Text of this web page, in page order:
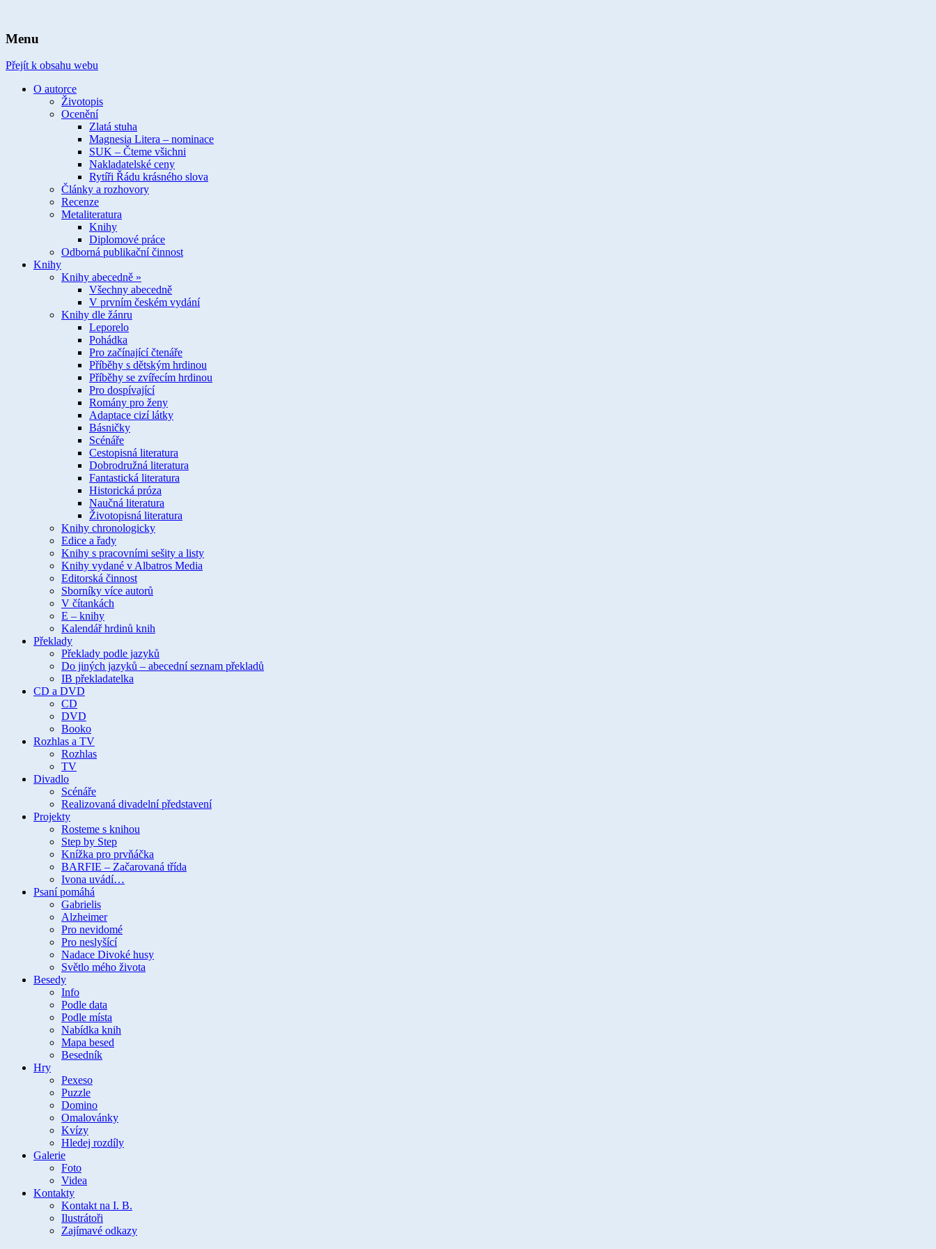
Ivona Březinová
Menu
Přejít k obsahu webu
O autorce
Životopis
Ocenění
Zlatá stuha
Magnesia Litera – nominace
SUK – Čteme všichni
Nakladatelské ceny
Rytíři Řádu krásného slova
Články a rozhovory
Recenze
Metaliteratura
Knihy
Diplomové práce
Odborná publikační činnost
Knihy
Knihy abecedně »
Všechny abecedně
V prvním českém vydání
Knihy dle žánru
Leporelo
Pohádka
Pro začínající čtenáře
Příběhy s dětským hrdinou
Příběhy se zvířecím hrdinou
Pro dospívající
Romány pro ženy
Adaptace cizí látky
Básničky
Scénáře
Cestopisná literatura
Dobrodružná literatura
Fantastická literatura
Historická próza
Naučná literatura
Životopisná literatura
Knihy chronologicky
Edice a řady
Knihy s pracovními sešity a listy
Knihy vydané v Albatros Media
Editorská činnost
Sborníky více autorů
V čítankách
E – knihy
Kalendář hrdinů knih
Překlady
Překlady podle jazyků
Do jiných jazyků – abecední seznam překladů
IB překladatelka
CD a DVD
CD
DVD
Booko
Rozhlas a TV
Rozhlas
TV
Divadlo
Scénáře
Realizovaná divadelní představení
Projekty
Rosteme s knihou
Step by Step
Knížka pro prvňáčka
BARFIE – Začarovaná třída
Ivona uvádí…
Psaní pomáhá
Gabrielis
Alzheimer
Pro nevidomé
Pro neslyšící
Nadace Divoké husy
Světlo mého života
Besedy
Info
Podle data
Podle místa
Nabídka knih
Mapa besed
Besedník
Hry
Pexeso
Puzzle
Domino
Omalovánky
Kvízy
Hledej rozdíly
Galerie
Foto
Videa
Kontakty
Kontakt na I. B.
Ilustrátoři
Zajímavé odkazy